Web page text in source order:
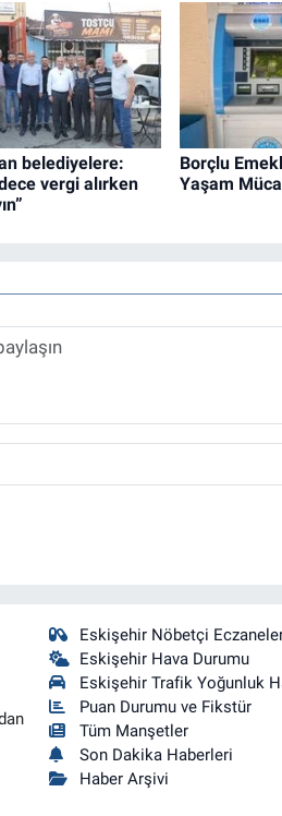
belediyelere:
vergi alırken
Borçlu
Yaşam
Eskişehir Nöbetçi
Eskişehir Hava Durumu
Eskişehir Trafik Yoğunluk
Puan Durumu ve Fikstür
Tüm Manşetler
Son Dakika Haberleri
Haber Arşivi